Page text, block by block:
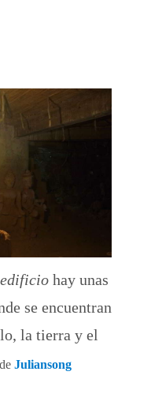
edificio hay unas
se encuentran
la tierra y el
Juliansong